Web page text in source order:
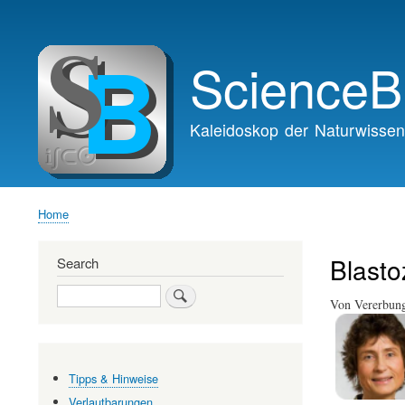
navigation
Kaleidoskop der
Home
Von
Search
Search
Tipps & Hinweise
Verlautbarungen